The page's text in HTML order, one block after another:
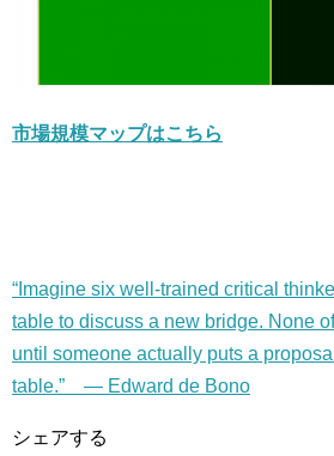
市場規模マップはこちら
“Imagine six well-trained critical
table to discuss a new bridge. None
until someone actually puts a
table.” — Edward de Bono
シェアする